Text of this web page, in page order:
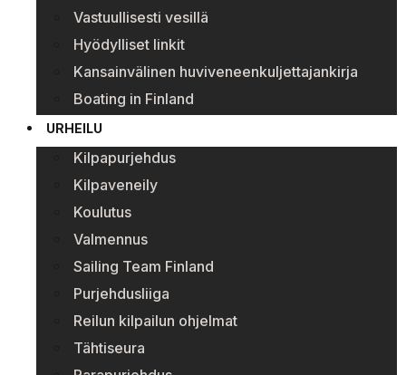
Vastuullisesti vesillä
Hyödylliset linkit
Kansainvälinen huviveneenkuljettajankirja
Boating in Finland
URHEILU
Kilpapurjehdus
Kilpaveneily
Koulutus
Valmennus
Sailing Team Finland
Purjehdusliiga
Reilun kilpailun ohjelmat
Tähtiseura